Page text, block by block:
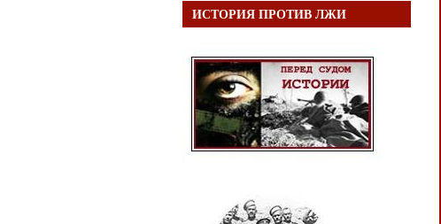
ИСТОРИЯ ПРОТИВ ЛЖИ